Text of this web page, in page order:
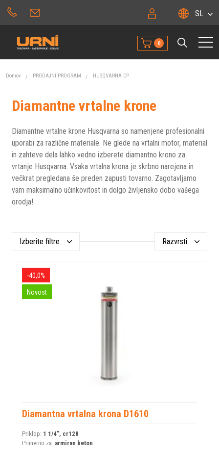
SL
0
Domov PRODAJNI PROGRAM HUSQVARNA CP
Diamantne vrtalne krone
Diamantne vrtalne krone Husqvarna so namenjene profesionalni
uporabi za različne materiale. Ne glede na vrtalni motor, material
in zahteve dela lahko vedno izberete diamantno krono za
vrtanje Husqvarna. Vsaka vrtalna krona je skrbno narejena in
večkrat pregledana še preden zapusti tovarno. Zagotavljamo
vam maksimalno učinkovitost in dolgo življensko dobo vašega
orodja!
Izberite filtre Razvrsti
-40,0%
Novost
Diamantna vrtalna krona D1610
Priklop: 1 1/4", cr128
Primerno za: armiran beton